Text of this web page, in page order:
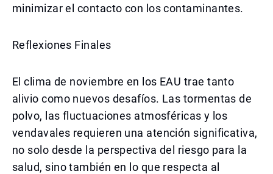
minimizar el contacto con los contaminantes.
Reflexiones Finales
El clima de noviembre en los EAU trae tanto
alivio como nuevos desafíos. Las tormentas de
polvo, las fluctuaciones atmosféricas y los
vendavales requieren una atención significativa,
no solo desde la perspectiva del riesgo para la
salud, sino también en lo que respecta al